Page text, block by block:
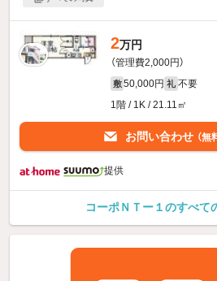
2万円
（管理費2,000円）
敷 50,000円 礼 不要
1階 / 1K / 21.11㎡
お問い合わせ （無
提供
コーポＮＴー１のすべて